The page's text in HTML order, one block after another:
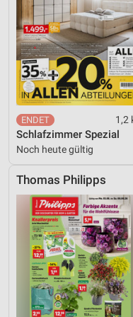
1,2
Schlafzimmer Spezial
Noch heute gültig
Thomas Philipps
Verwendung genauer
Geräte anhand von
Informationen
Nicht-IAB-
Notwendig
Performance